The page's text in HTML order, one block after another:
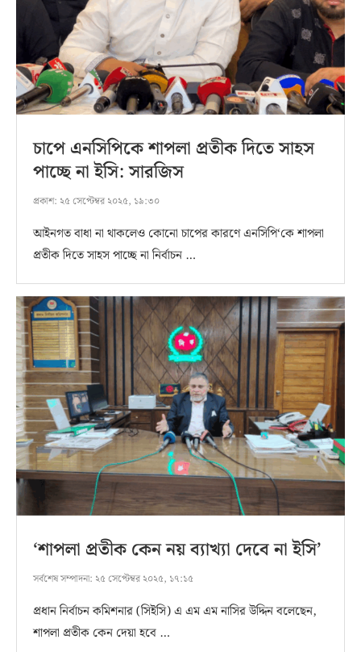
চাপে এনসিপিকে শাপলা প্রতীক দিতে সাহস
পাচ্ছে না ইসি: সারজিস
প্রকাশ: ২৫ সেপ্টেম্বর ২০২৫, ১৯:৩০
আইনগত বাধা না থাকলেও কোনো চাপের কারণে এনসিপি‘কে শাপলা
প্রতীক দিতে সাহস পাচ্ছে না নির্বাচন …
‘শাপলা প্রতীক কেন নয় ব্যাখ্যা দেবে না ইসি’
সর্বশেষ সম্পাদনা: ২৫ সেপ্টেম্বর ২০২৫, ১৭:১৫
প্রধান নির্বাচন কমিশনার (সিইসি) এ এম এম নাসির উদ্দিন বলেছেন,
শাপলা প্রতীক কেন দেয়া হবে …